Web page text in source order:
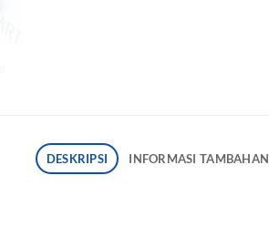
DESKRIPSI INFORMASI TAMBAHAN